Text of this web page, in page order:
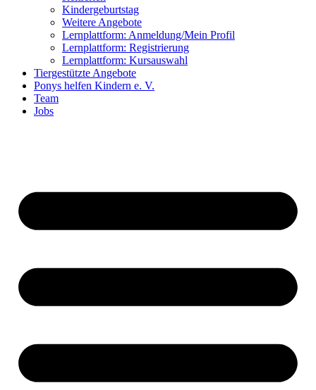
Kindergeburtstag
Weitere Angebote
Lernplattform: Anmeldung/Mein Profil
Lernplattform: Registrierung
Lernplattform: Kursauswahl
Tiergestützte Angebote
Ponys helfen Kindern e. V.
Team
Jobs